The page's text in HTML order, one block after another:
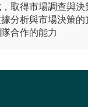
取得市場調查與決
分析與市場決策的
合作的能力